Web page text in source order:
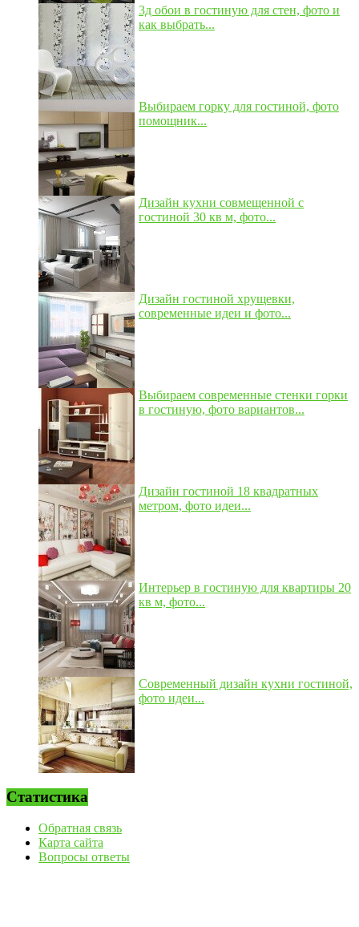
3д обои в гостиную для стен, фото и
как выбрать...
Выбираем горку для гостиной, фото
помощник...
Дизайн кухни совмещенной с
гостиной 30 кв м, фото...
Дизайн гостиной хрущевки,
современные идеи и фото...
Выбираем современные стенки горки
в гостиную, фото вариантов...
Дизайн гостиной 18 квадратных
метром, фото идеи...
Интерьер в гостиную для квартиры 20
кв м, фото...
Современный дизайн кухни гостиной,
фото идеи...
Статистика
Обратная связь
Карта сайта
Вопросы ответы